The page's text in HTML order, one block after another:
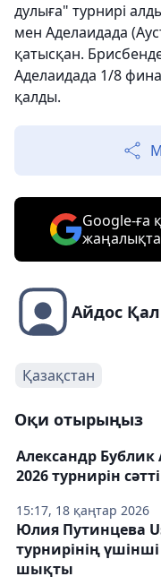
дулыға" турнирі
мен Аделаидада
қатысқан.
Аделаидада 1/8
қалды.
Google-ға
Айдос
Қазақстан
Оқи отырыңыз
15:17, 18 қаңтар 2026
Александр
2026 турнирін
Юлия Путинцева
турнирінің
шықты